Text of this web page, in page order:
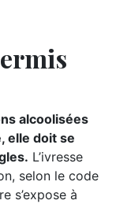
alcoolisées
elle doit se
L’ivresse
selon le code
s’expose à